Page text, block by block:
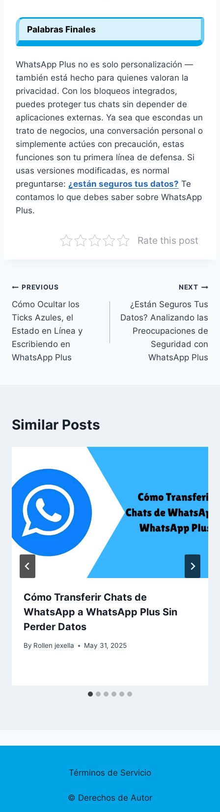
Palabras Finales
WhatsApp Plus no es solo personalización —
también está hecho para quienes valoran la
privacidad. Con los bloqueos integrados,
puedes proteger tus chats sin depender de
aplicaciones externas. Ya sea que escondas un
trato de negocios, una conversación personal o
simplemente actúes con precaución, estas
funciones son tu primera línea de defensa. Si
usas versiones modificadas, es normal
preguntarse: ¿están seguros tus datos? Te
contamos lo que debes saber sobre WhatsApp
Plus.
Rate this post
Post
navigation
PREVIOUS
Cómo Ocultar los
Ticks Azules, el
Estado en Línea y
Escribiendo en
WhatsApp Plus
NEXT
¿Están Seguros Tus
Datos? Analizando las
Preocupaciones de
Seguridad con
WhatsApp Plus
Similar Posts
Cómo Transferir Chats de
WhatsApp a WhatsApp Plus Sin
Perder Datos
By Rollen jexella May 31, 2025
Términos de Servicio
©️ Derechos de Autor